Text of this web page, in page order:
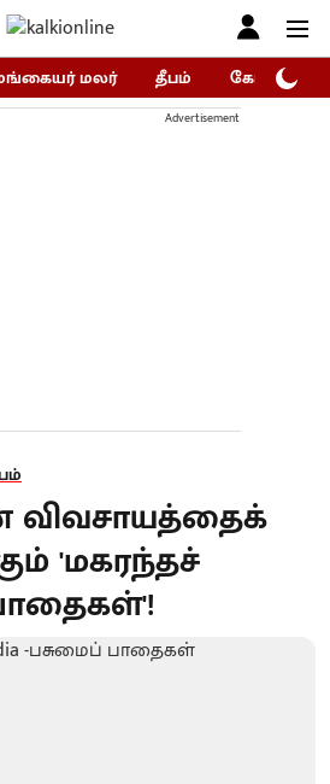
மலர் தீபம் கோகுலம்/
Advertisement
விவசாயத்தைக்
'மகரந்தச்